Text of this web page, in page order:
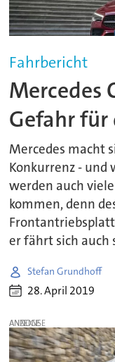
Fahrbericht
Mercedes
Gefahr für
Mercedes macht
Konkurrenz - und
werden auch
kommen, denn
er fährt sich auch
Stefan Grundhoff
28. April 2019
ANZEIGE